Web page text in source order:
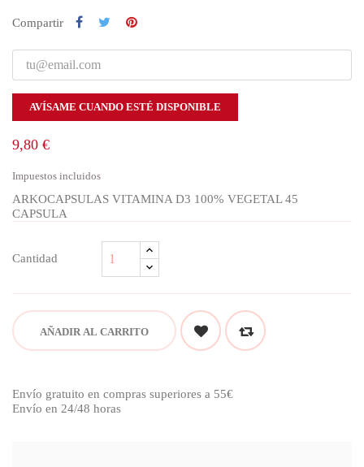
Compartir
AVÍSAME CUANDO ESTÉ DISPONIBLE
9,80 €
Impuestos incluidos
ARKOCAPSULAS VITAMINA D3 100% VEGETAL 45
CAPSULA
Cantidad
AÑADIR AL CARRITO
Envío gratuito en compras superiores a 55€
Envío en 24/48 horas